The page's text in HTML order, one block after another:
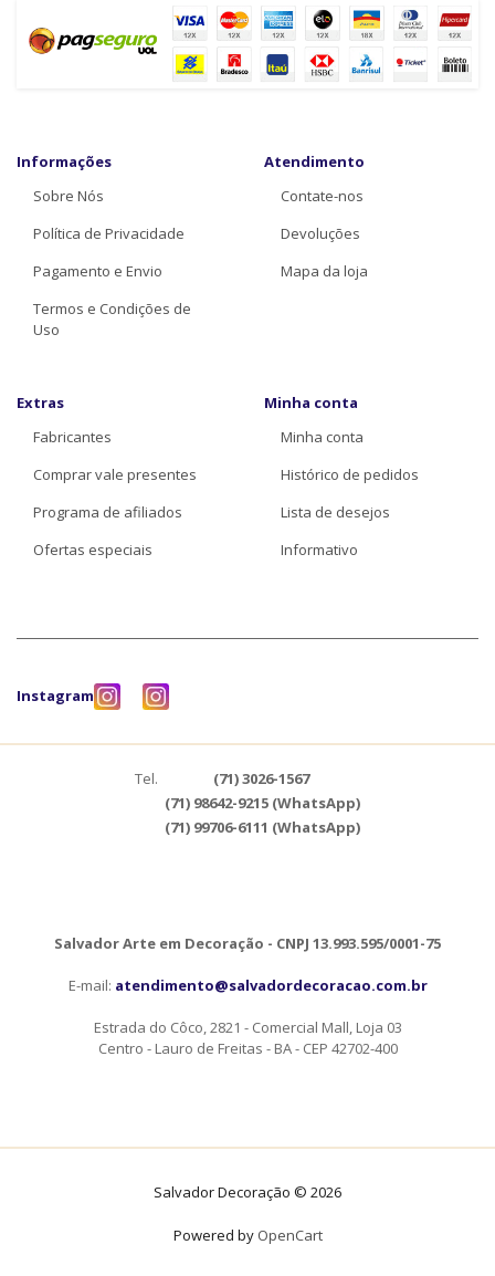
Informações
Sobre Nós
Política de Privacidade
Pagamento e Envio
Termos e Condições de
Uso
Atendimento
Contate-nos
Devoluções
Mapa da loja
Extras
Fabricantes
Comprar vale presentes
Programa de afiliados
Ofertas especiais
Minha conta
Minha conta
Histórico de pedidos
Lista de desejos
Informativo
Instagram
Tel.
(71) 3026-1567
(71) 98642-9215 (WhatsApp)
(71) 99706-6111 (WhatsApp)
Salvador Arte em Decoração - CNPJ 13.993.595/0001-75
E-mail: atendimento@salvadordecoracao.com.br
Estrada do Côco, 2821 - Comercial Mall, Loja 03
Centro - Lauro de Freitas - BA - CEP 42702-400
Salvador Decoração © 2026
Powered by OpenCart